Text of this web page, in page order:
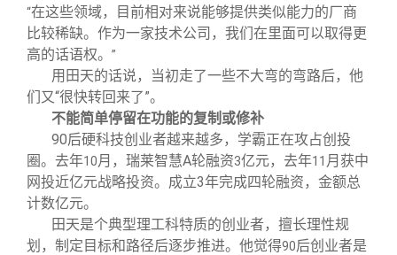
“在这些领域，目前相对来说能够提供类似能力的厂商
比较稀缺。作为一家技术公司，我们在里面可以取得更
高的话语权。 ”
用田天的话说，当初走了一些不大弯的弯路后，他
们又“很快转回来了”。
不能简单停留在功能的复制或修补
90后硬科技创业者越来越多，学霸正在攻占创投
圈。去年10⽉ ，瑞莱智慧A轮融资3亿元，去年11 ⽉ 获中
⽹投近亿元战略投资。成立3年完成四轮融资，金额总
计数亿元。
田天是个典型理工科特质的创业者，擅长理性规
划，制定目标和路径后逐步推进。他觉得90后创业者是